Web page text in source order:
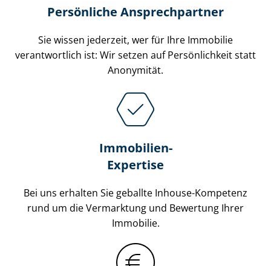
Persönliche Ansprechpartner
Sie wissen jederzeit, wer für Ihre Immobilie
verantwortlich ist: Wir setzen auf Persönlichkeit statt
Anonymität.
Immobilien-
Expertise
Bei uns erhalten Sie geballte Inhouse-Kompetenz
rund um die Vermarktung und Bewertung Ihrer
Immobilie.